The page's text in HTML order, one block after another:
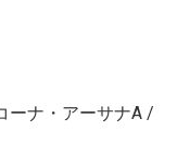
ーナ・アーサナA /